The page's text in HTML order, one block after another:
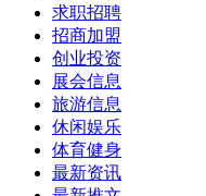
求职招聘
招商加盟
创业投资
展会信息
旅游信息
休闲娱乐
体育健身
最新资讯